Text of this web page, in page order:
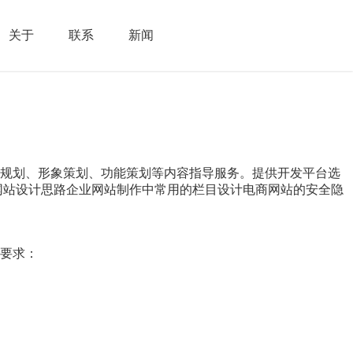
关于 联系 新闻
划、形象策划、功能策划等内容指导服务。提供开发平台选
设计思路企业网站制作中常用的栏目设计电商网站的安全隐
求：